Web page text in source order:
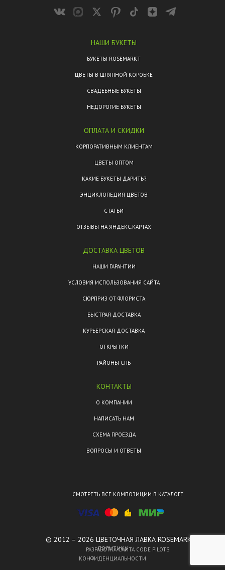
НАШИ БУКЕТЫ
БУКЕТЫ ROSEMARKT
ЦВЕТЫ В ШЛЯПНОЙ КОРОБКЕ
СВАДЕБНЫЕ БУКЕТЫ
НЕДОРОГИЕ БУКЕТЫ
ОПЛАТА И СКИДКИ
КОРПОРАТИВНЫМ КЛИЕНТАМ
ЦВЕТЫ ОПТОМ
КАКИЕ БУКЕТЫ ДАРИТЬ?
ЭНЦИКЛОПЕДИЯ ЦВЕТОВ
СТАТЬИ
ОТЗЫВЫ НА ЯНДЕКС.КАРТАХ
ДОСТАВКА ЦВЕТОВ
НАШИ ГАРАНТИИ
УСЛОВИЯ ИСПОЛЬЗОВАНИЯ САЙТА
СЮРПРИЗ ОТ ФЛОРИСТА
БЫСТРАЯ ДОСТАВКА
КУРЬЕРСКАЯ ДОСТАВКА
ОТКРЫТКИ
РАЙОНЫ СПБ
ПОЛИТИКА
КОНФИДЕНЦИАЛЬНОСТИ
КОНТАКТЫ
О КОМПАНИИ
НАПИСАТЬ НАМ
СХЕМА ПРОЕЗДА
ВОПРОСЫ И ОТВЕТЫ
СМОТРЕТЬ ВСЕ КОМПОЗИЦИИ В КАТАЛОГЕ
© 2012 – 2026 ЦВЕТОЧНАЯ ЛАВКА ROSEMARKT.
РАЗРАБОТКА САЙТА CODE PILOTS